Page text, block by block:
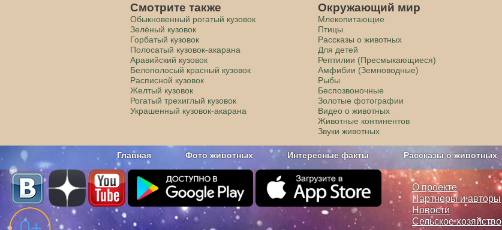
Смотрите также
Обыкновенный рогатый кузовок
Зелёный кузовок
Горбатый кузовок
Полосатый кузовок-акарана
Аравийский кузовок
Белополосый красный кузовок
Расписной кузовок
Желтый кузовок
Рогатый трехиглый кузовок
Украшенный кузовок-акарана
Окружающий мир
Млекопитающие
Птицы
Рассказы о животных
Для детей
Рептилии (Пресмыкающиеся)
Амфибии (Земноводные)
Рыбы
Беспозвоночные
Золотые фотографии
Видео о животных
Животные континентов
Звуки животных
Главная Фото животных Интересные факты Рассказы о животных
Наши приложения. Бесплатно и без рекламы О проекте
О проекте
Партнеры и авторы
Новости
Сельское хозяйство